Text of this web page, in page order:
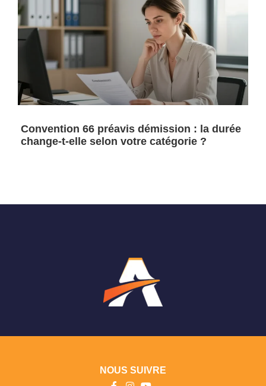
Convention 66 préavis démission : la durée
change-t-elle selon votre catégorie ?
NOUS SUIVRE